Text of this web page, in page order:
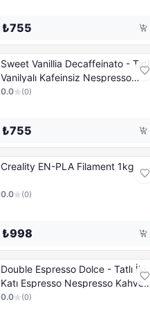
₺755
Sweet Vanillia Decaffeinato - Tatlı
Vanilyalı Kafeinsiz Nespresso
Kahve Kapsülü - 10 Kapsül
0.0 (0)
₺755
Creality EN-PLA Filament 1kg
0.0 (0)
₺998
Double Espresso Dolce - Tatlı İki
Katı Espresso Nespresso Kahve
Kapsülü - 10 Kapsül
0.0 (0)